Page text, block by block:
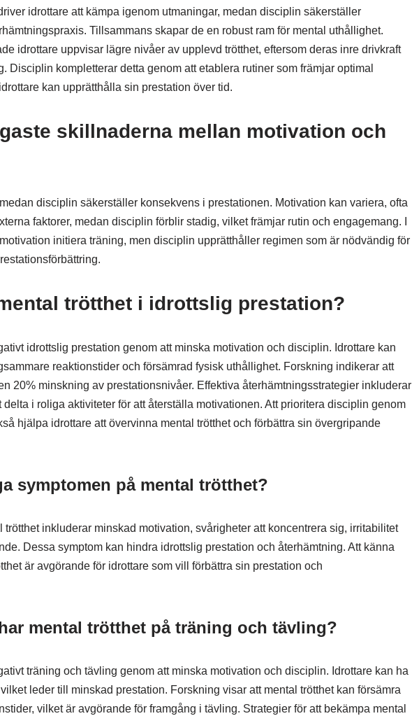
idrottare att kämpa igenom utmaningar, medan disciplin säkerställer
Tillsammans skapar de en robust ram för mental uthållighet.
idrottare uppvisar lägre nivåer av upplevd trötthet, eftersom deras inre drivkraft
Disciplin kompletterar detta genom att etablera rutiner som främjar optimal
kan upprätthålla sin prestation över tid.
skillnaderna mellan motivation och
disciplin säkerställer konsekvens i prestationen. Motivation kan variera, ofta
faktorer, medan disciplin förblir stadig, vilket främjar rutin och engagemang. I
initiera träning, men disciplin upprätthåller regimen som är nödvändig för
trötthet i idrottslig prestation?
idrottslig prestation genom att minska motivation och disciplin. Idrottare kan
reaktionstider och försämrad fysisk uthållighet. Forskning indikerar att
20% minskning av prestationsnivåer. Effektiva återhämtningsstrategier inkluderar
i roliga aktiviteter för att återställa motivationen. Att prioritera disciplin genom
hjälpa idrottare att övervinna mental trötthet och förbättra sin övergripande
symptomen på mental trötthet?
trötthet inkluderar minskad motivation, svårigheter att koncentrera sig, irritabilitet
Dessa symptom kan hindra idrottslig prestation och återhämtning. Att känna
är avgörande för idrottare som vill förbättra sin prestation och
mental trötthet på träning och tävling?
träning och tävling genom att minska motivation och disciplin. Idrottare kan ha
leder till minskad prestation. Forskning visar att mental trötthet kan försämra
vilket är avgörande för framgång i tävling. Strategier för att bekämpa mental